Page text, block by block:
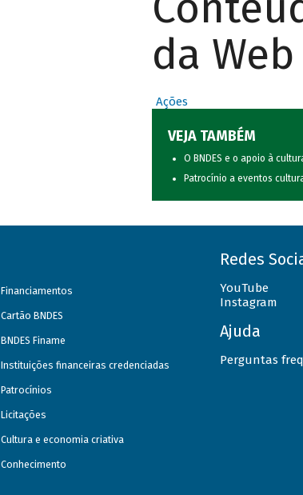
da Web
Ações
VEJA TAMBÉM
O BNDES e o apoio à
Patrocínio a eventos
Financiamentos
Cartão BNDES
BNDES Finame
Instituições financeiras credenciadas
Patrocínios
Licitações
Cultura e economia criativa
Conhecimento
Redes
YouTube
Instagram
Ajuda
Perguntas